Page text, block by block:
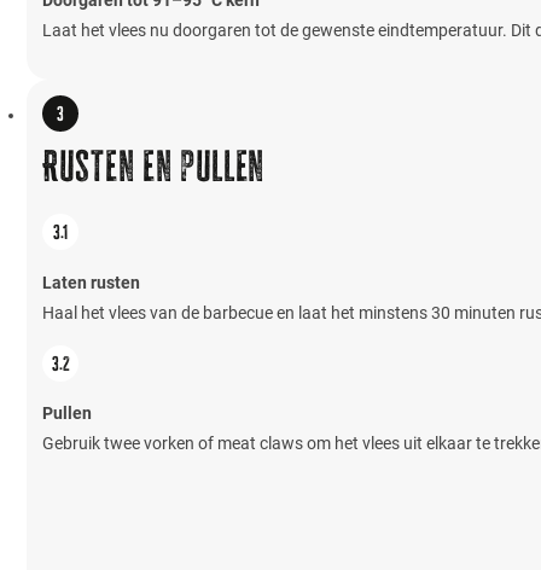
Laat het vlees nu doorgaren tot de gewenste eindtemperatuur.
Rusten en pullen
Laten rusten
Haal het vlees van de barbecue en laat het minstens 30 minuten
Pullen
Gebruik twee vorken of meat claws om het vlees uit elkaar te